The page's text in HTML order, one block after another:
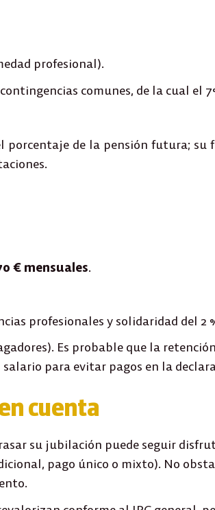
profesional).
comunes, de la cual el
porcentaje de la pensión futura; su
€ mensuales.
profesionales y solidaridad del 2
Es probable que la
para evitar pagos en la
cuenta
su jubilación puede seguir
pago único o mixto). No